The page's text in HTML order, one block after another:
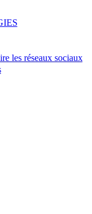
les réseaux sociaux